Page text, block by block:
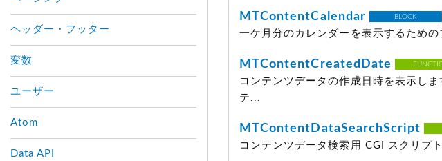
MTContentCalendar BLOCK
一ケ月分のカレンダーを表示するため
MTContentCreatedDate
コンテンツデータの作成日時を表示し
テ...
MTContentDataSearchScript
コンテンツデータ検索用 CGI スクリプ
ヘッダー・フッター
変数
ユーザー
Atom
Data API